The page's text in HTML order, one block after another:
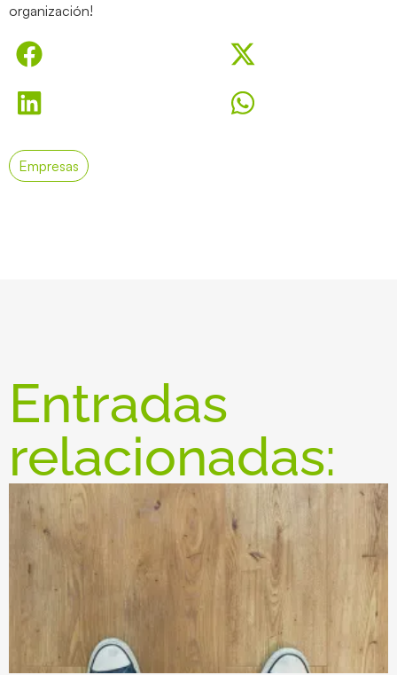
organización!
Empresas
Entradas
relacionadas: